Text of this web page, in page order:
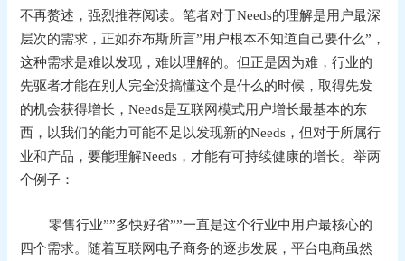
不再赘述，强烈推荐阅读。笔者对于Needs的理解是用户最深
层次的需求，正如乔布斯所言”用户根本不知道自己要什么”，
这种需求是难以发现，难以理解的。但正是因为难，行业的
先驱者才能在别人完全没搞懂这个是什么的时候，取得先发
的机会获得增长，Needs是互联网模式用户增长最基本的东
西，以我们的能力可能不足以发现新的Needs，但对于所属行
业和产品，要能理解Needs，才能有可持续健康的增长。举两
个例子：
零售行业””多快好省””一直是这个行业中用户最核心的
四个需求。随着互联网电子商务的逐步发展，平台电商虽然